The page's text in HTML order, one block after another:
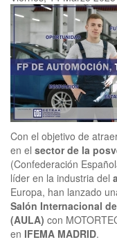
Con el objetivo de
en el sector de la
(Confederación
líder en la industria del
Europa, han lanzado
Salón Internacional
(AULA) con
en IFEMA MADRID.